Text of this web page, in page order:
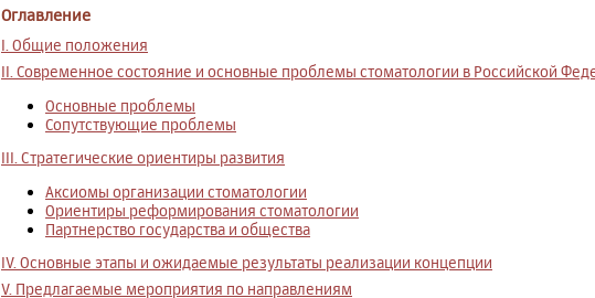
Оглавление
I. Общие положения
II. Современное состояние и основные проблемы стоматологии в Российской
Основные проблемы
Сопутствующие проблемы
III. Стратегические ориентиры развития
Аксиомы организации стоматологии
Ориентиры реформирования стоматологии
Партнерство государства и общества
IV. Основные этапы и ожидаемые результаты реализации концепции
V. Предлагаемые мероприятия по направлениям